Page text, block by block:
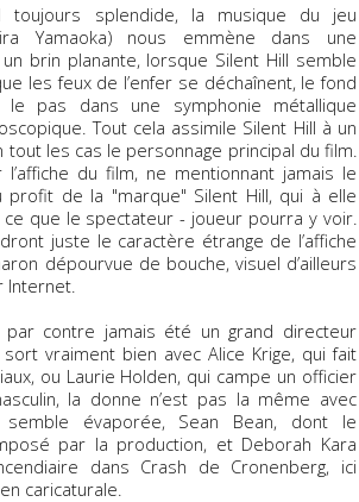
toujours splendide, la musique du jeu
Yamaoka) nous emmène dans une
un brin planante, lorsque Silent Hill semble
les feux de l’enfer se déchaînent, le fond
le pas dans une symphonie métallique
Tout cela assimile Silent Hill à un
tout les cas le personnage principal du film.
du film, ne mentionnant jamais le
profit de la "marque" Silent Hill, qui à elle
que le spectateur - joueur pourra y voir.
juste le caractère étrange de l’affiche
dépourvue de bouche, visuel d’ailleurs
Internet.
par contre jamais été un grand directeur
sort vraiment bien avec Alice Krige, qui fait
ou Laurie Holden, qui campe un officier
la donne n’est pas la même avec
semble évaporée, Sean Bean, dont le
par la production, et Deborah Kara
dans Crash de Cronenberg, ici
caricaturale.